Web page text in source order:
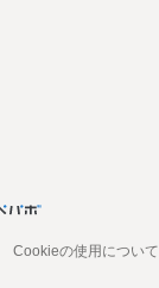
Cookieの使用について